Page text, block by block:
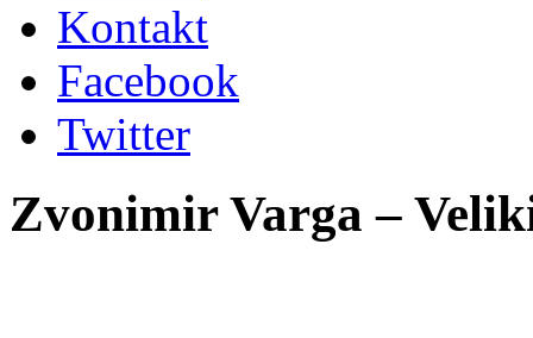
Kontakt
Facebook
Twitter
Zvonimir Varga –